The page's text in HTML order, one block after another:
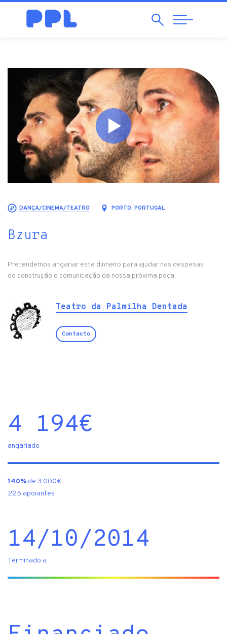
Pesquisar
Abrir
Navegação
DANÇA/CINEMA/TEATRO PORTO, PORTUGAL
Bzura
Pretendemos angariar este dinheiro para ajudar nas despesas
de construção e comunicação da nossa próxima peça.
Teatro da Palmilha Dentada
Contacto
4 194€
angariado
140% de 3 000€
225 apoiantes
14/10/2014
Terminado a